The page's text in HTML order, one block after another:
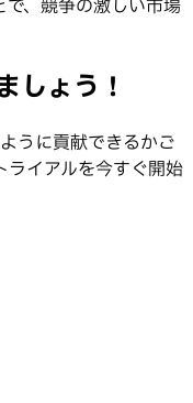
、競争の激しい市場
しょう！
うに貢献できるかご
ライアルを今すぐ開始